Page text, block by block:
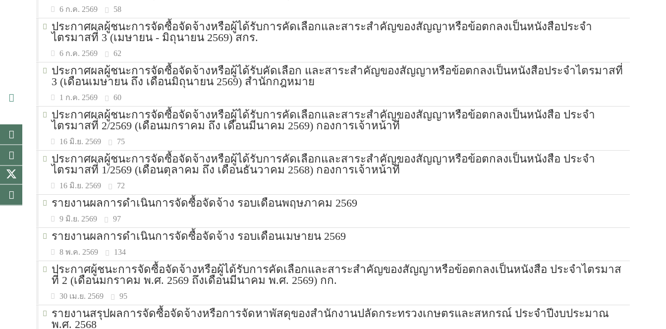
6 ก.ค. 2569 58
ประกาศผลผู้ชนะการจัดซื้อจัดจ้างหรือผู้ได้รับการคัดเลือกและสาระสำคัญของสัญญาหรือข้อตกลงเป็นหนังสือประจำ
ไตรมาสที่ 3 (เมษายน - มิถุนายน 2569) สกร.
6 ก.ค. 2569 62
ประกาศผลผู้ชนะการจัดซื้อจัดจ้างหรือผู้ได้รับคัดเลือก และสาระสำคัญของสัญญาหรือข้อตกลงเป็นหนังสือประจำไตรมาสที่
3 (เดือนเมษายน ถึง เดือนมิถุนายน 2569) สำนักกฎหมาย
1 ก.ค. 2569 60
ประกาศผลผู้ชนะการจัดซื้อจัดจ้างหรือผู้ได้รับการคัดเลือกและสาระสำคัญของสัญญาหรือข้อตกลงเป็นหนังสือ ประจำ
ไตรมาสที่ 2/2569 (เดือนมกราคม ถึง เดือนมีนาคม 2569) กองการเจ้าหน้าที่
16 มิ.ย. 2569 75
ประกาศผลผู้ชนะการจัดซื้อจัดจ้างหรือผู้ได้รับการคัดเลือกและสาระสำคัญของสัญญาหรือข้อตกลงเป็นหนังสือ ประจำ
ไตรมาสที่ 1/2569 (เดือนตุลาคม ถึง เดือนธันวาคม 2568) กองการเจ้าหน้าที่
16 มิ.ย. 2569 72
รายงานผลการดำเนินการจัดซื้อจัดจ้าง รอบเดือนพฤษภาคม 2569
9 มิ.ย. 2569 97
รายงานผลการดำเนินการจัดซื้อจัดจ้าง รอบเดือนเมษายน 2569
8 พ.ค. 2569 134
ประกาศผู้ชนะการจัดซื้อจัดจ้างหรือผู้ได้รับการคัดเลือกและสาระสำคัญของสัญญาหรือข้อตกลงเป็นหนังสือ ประจำไตรมาส
ที่ 2 (เดือนมกราคม พ.ศ. 2569 ถึงเดือนมีนาคม พ.ศ. 2569) กก.
30 เม.ย. 2569 95
รายงานสรุปผลการจัดซื้อจัดจ้างหรือการจัดหาพัสดุของสำนักงานปลัดกระทรวงเกษตรและสหกรณ์ ประจำปีงบประมาณ
พ.ศ. 2568